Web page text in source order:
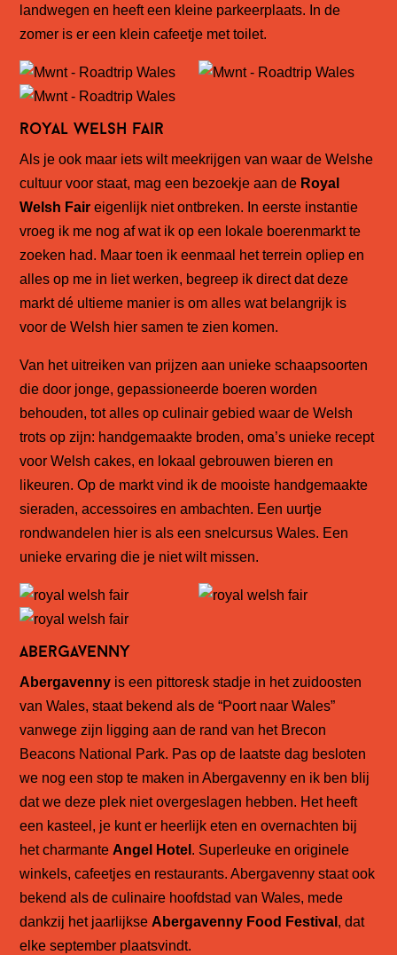
landwegen en heeft een kleine parkeerplaats. In de
zomer is er een klein cafeetje met toilet.
royal welsh fair
Als je ook maar iets wilt meekrijgen van waar de Welshe
cultuur voor staat, mag een bezoekje aan de Royal
Welsh Fair eigenlijk niet ontbreken. In eerste instantie
vroeg ik me nog af wat ik op een lokale boerenmarkt te
zoeken had. Maar toen ik eenmaal het terrein opliep en
alles op me in liet werken, begreep ik direct dat deze
markt dé ultieme manier is om alles wat belangrijk is
voor de Welsh hier samen te zien komen.
Van het uitreiken van prijzen aan unieke schaapsoorten
die door jonge, gepassioneerde boeren worden
behouden, tot alles op culinair gebied waar de Welsh
trots op zijn: handgemaakte broden, oma’s unieke recept
voor Welsh cakes, en lokaal gebrouwen bieren en
likeuren. Op de markt vind ik de mooiste handgemaakte
sieraden, accessoires en ambachten. Een uurtje
rondwandelen hier is als een snelcursus Wales. Een
unieke ervaring die je niet wilt missen.
Abergavenny
Abergavenny is een pittoresk stadje in het zuidoosten
van Wales, staat bekend als de “Poort naar Wales”
vanwege zijn ligging aan de rand van het Brecon
Beacons National Park. Pas op de laatste dag besloten
we nog een stop te maken in Abergavenny en ik ben blij
dat we deze plek niet overgeslagen hebben. Het heeft
een kasteel, je kunt er heerlijk eten en overnachten bij
het charmante Angel Hotel . Superleuke en originele
winkels, cafeetjes en restaurants. Abergavenny staat ook
bekend als de culinaire hoofdstad van Wales, mede
dankzij het jaarlijkse Abergavenny Food Festival , dat
elke september plaatsvindt.